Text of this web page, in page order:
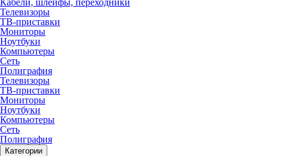
Кабели, шлейфы, переходники
Телевизоры
ТВ-приставки
Мониторы
Ноутбуки
Компьютеры
Сеть
Полиграфия
Телевизоры
ТВ-приставки
Мониторы
Ноутбуки
Компьютеры
Сеть
Полиграфия
Категории